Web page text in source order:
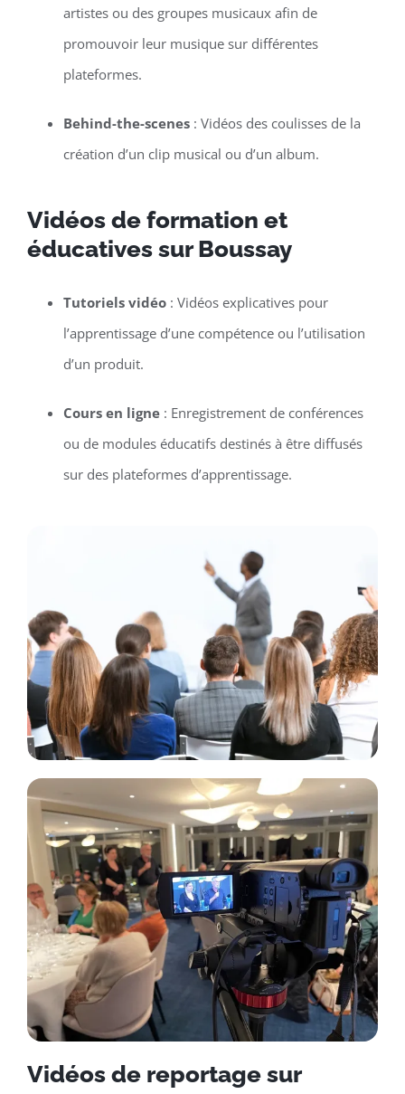
artistes ou des groupes musicaux afin de
promouvoir leur musique sur différentes
plateformes.
Behind-the-scenes: Vidéos des coulisses de la
création d’un clip musical ou d’un album.
Vidéos de formation et
éducatives sur Boussay
Tutoriels vidéo: Vidéos explicatives pour
l’apprentissage d’une compétence ou l’utilisation
d’un produit.
Cours en ligne: Enregistrement de conférences
ou de modules éducatifs destinés à être diffusés
sur des plateformes d’apprentissage.
Vidéos de reportage sur